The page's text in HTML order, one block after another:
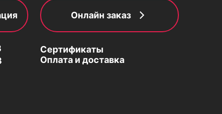
Онлайн заказ
Сертификаты
Оплата и доставка